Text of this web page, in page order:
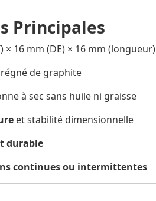
Principales
× 16 mm (DE) × 16 mm (longueur)
de graphite
à sec sans huile ni graisse
et stabilité dimensionnelle
durable
continues ou intermittentes